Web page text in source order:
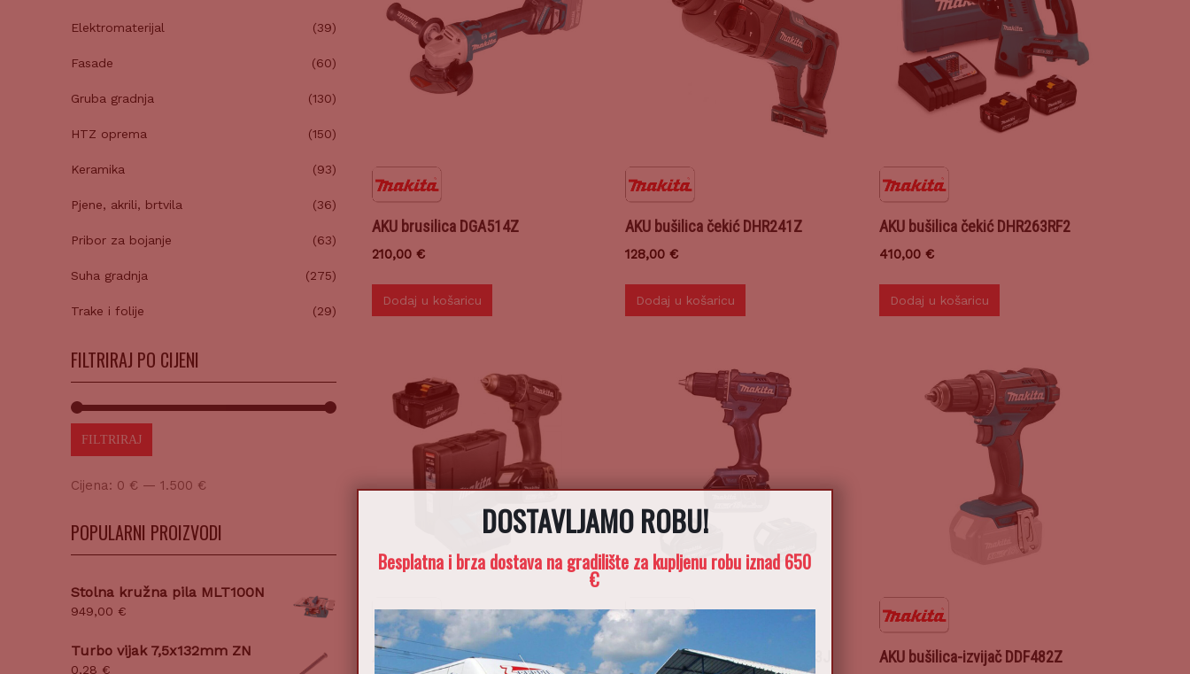
AKU brusilica DGA514Z
210,00 €
Dodaj u košaricu
AKU bušilica čekić DHR241Z
128,00€
Dodaj u košaricu
AKU bušilica čekić DHR263RF2
410,00 €
Dodaj u košaricu
AKU bušilica-izvijač DDF482RFEB AKU bušilica-izvijač DDF482RT3J AKU bušilica-izvijač DDF482Z
Elektromaterijal (39)
Fasade (60)
Gruba gradnja (130)
HTZ oprema (150)
Keramika (93)
Pjene, akrili, brtvila (36)
Pribor za bojanje (63)
Suha gradnja (275)
Trake i folije (29)
FILTRIRAJ PO CIJENI
FILTRIRAJ
Cijena: 0 € — 1.500 €
POPULARNI PROIZVODI
Stolna kružna pila MLT100N
949,00 €
Turbo vijak 7,5x132mm ZN
0,28 €
DOSTAVLJAMO ROBU!
Besplatna i brza dostava na gradilište za kupljenu robu iznad 650
€